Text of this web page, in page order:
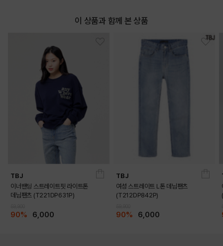
이 상품과 함께 본 상품
TBJ
이너밴딩 스트레이트핏 라이트톤
데님팬츠 (T221DP631P)
90% 6,000
TBJ
여성 스트레이트 L톤 데님팬츠
(T212DP842P)
90% 6,000